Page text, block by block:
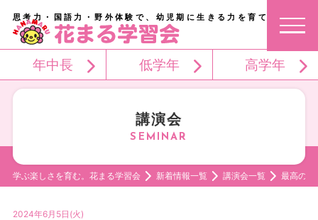
思考力・国語力・野外体験で、幼児期に生きる力を育てる。
年中長 低学年 高学年
講演会
学ぶ楽しさを育む。花まる学習会 新着情報一覧 講演会一覧 最高の頭
2024年6月5日(火)